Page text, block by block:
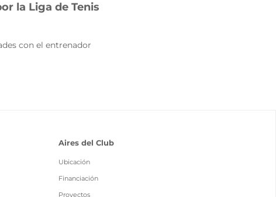
la Liga de Tenis
con el entrenador
Aires del Club
Ubicación
Financiación
Proyectos